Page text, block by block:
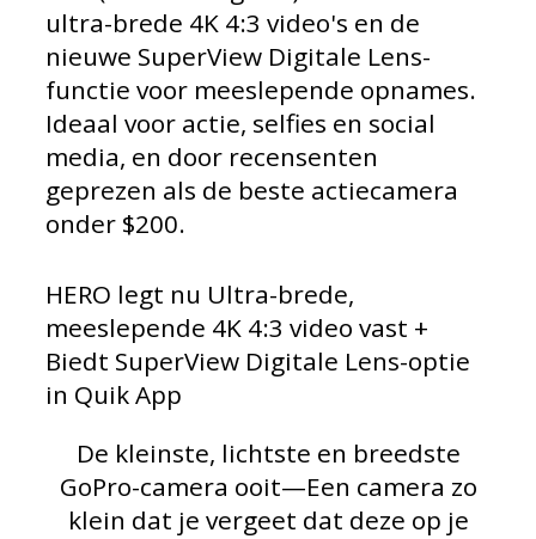
ultra-brede 4K 4:3 video's en de
nieuwe SuperView Digitale Lens-
functie voor meeslepende opnames.
Ideaal voor actie, selfies en social
media, en door recensenten
geprezen als de beste actiecamera
onder $200.
HERO legt nu Ultra-brede,
meeslepende 4K 4:3 video vast +
Biedt SuperView Digitale Lens-optie
in Quik App
De kleinste, lichtste en breedste
GoPro-camera ooit—Een camera zo
klein dat je vergeet dat deze op je